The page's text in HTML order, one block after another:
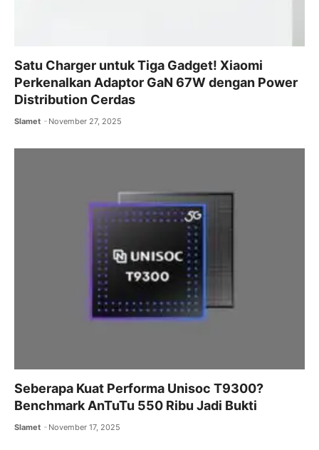
Satu Charger untuk Tiga Gadget! Xiaomi
Perkenalkan Adaptor GaN 67W dengan Power
Distribution Cerdas
Slamet November 27, 2025
Seberapa Kuat Performa Unisoc T9300?
Benchmark AnTuTu 550 Ribu Jadi Bukti
Slamet November 17, 2025